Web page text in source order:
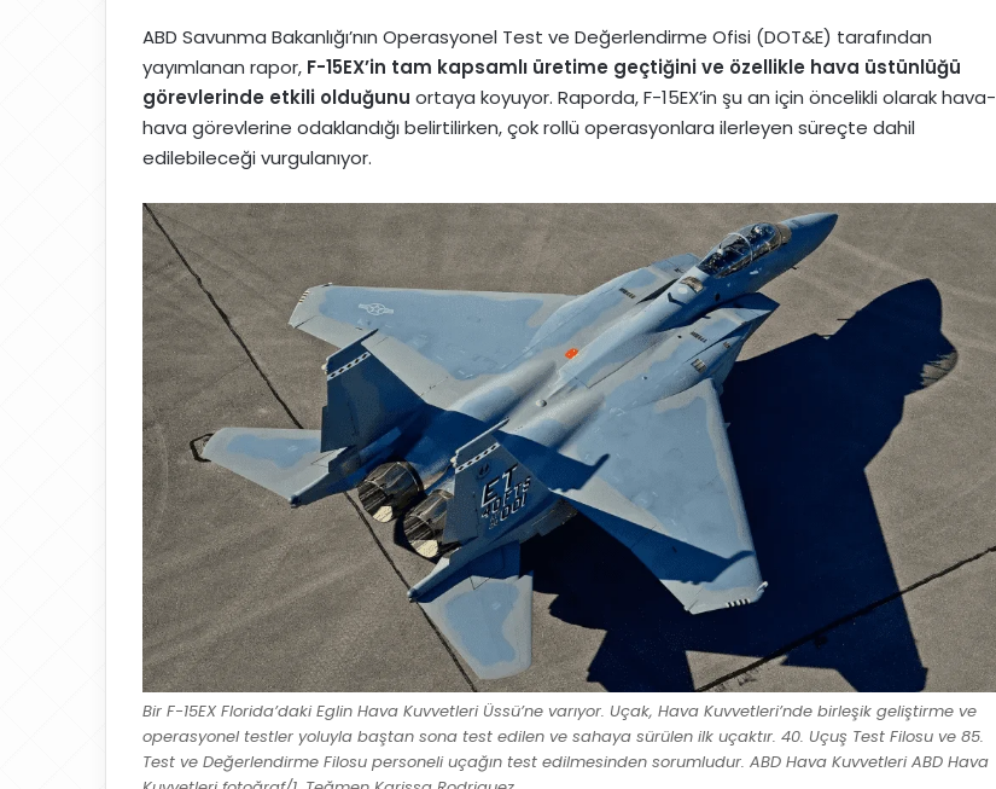
e
k
ABD Savunma Bakanlığı’nın Operasyonel Test ve Değerlendirme Ofisi (DOT&E) tarafından
yayımlanan rapor, F-15EX’in tam kapsamlı üretime geçtiğini ve özellikle hava üstünlüğü
görevlerinde etkili olduğunu ortaya koyuyor. Raporda, F-15EX’in şu an için öncelikli olarak hava-
hava görevlerine odaklandığı belirtilirken, çok rollü operasyonlara ilerleyen süreçte dahil
edilebileceği vurgulanıyor.
Bir F-15EX Florida’daki Eglin Hava Kuvvetleri Üssü’ne varıyor. Uçak, Hava Kuvvetleri’nde birleşik geliştirme ve
operasyonel testler yoluyla baştan sona test edilen ve sahaya sürülen ilk uçaktır. 40. Uçuş Test Filosu ve 85.
Test ve Değerlendirme Filosu personeli uçağın test edilmesinden sorumludur. ABD Hava Kuvvetleri ABD Hava